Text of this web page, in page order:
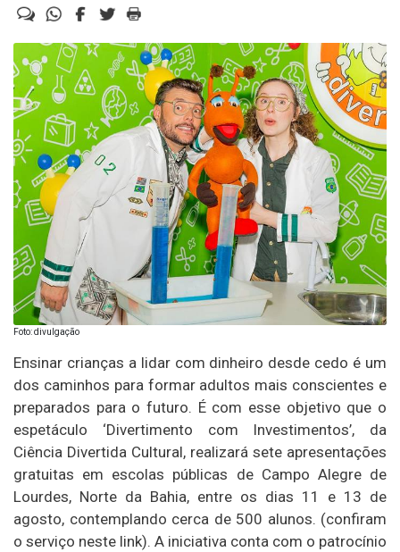
Foto: divulgação
Ensinar crianças a lidar com dinheiro desde cedo é um
dos caminhos para formar adultos mais conscientes e
preparados para o futuro. É com esse objetivo que o
espetáculo ‘Divertimento com Investimentos’, da
Ciência Divertida Cultural, realizará sete apresentações
gratuitas em escolas públicas de Campo Alegre de
Lourdes, Norte da Bahia, entre os dias 11 e 13 de
agosto, contemplando cerca de 500 alunos. (confiram
o serviço neste link). A iniciativa conta com o patrocínio